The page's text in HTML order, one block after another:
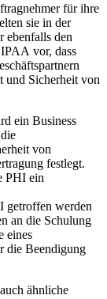
für ihre
sie in der
ebenfalls den
vor, dass
und Sicherheit von
ein Business
von
festlegt.
PHI ein
getroffen werden
an die Schulung
eines
die Beendigung
ähnliche